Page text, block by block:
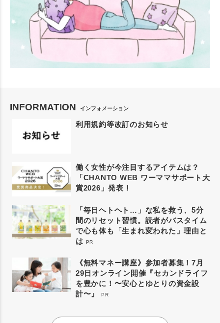
INFORMATION インフォメーション
利用規約等改訂のお知らせ
働く女性が今注目するアイテムは？
「CHANTO WEB ワーママサポート大
賞2026」発表！
「毎日ヘトヘト…」な私を救う、5分
間のリセット習慣。読者がバスタイム
で心も体も「生まれ変われた」理由と
は PR
《無料マネー講座》参加者募集！7月
29日オンライン開催『セカンドライフ
を豊かに！〜安心とゆとりの資金設
計〜』
PR